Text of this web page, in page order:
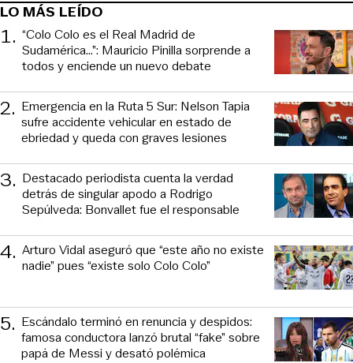
LO MÁS LEÍDO
1. “Colo Colo es el Real Madrid de
Sudamérica…”: Mauricio Pinilla sorprende a
todos y enciende un nuevo debate
2. Emergencia en la Ruta 5 Sur: Nelson Tapia
sufre accidente vehicular en estado de
ebriedad y queda con graves lesiones
3. Destacado periodista cuenta la verdad
detrás de singular apodo a Rodrigo
Sepúlveda: Bonvallet fue el responsable
4. Arturo Vidal aseguró que “este año no existe
nadie” pues “existe solo Colo Colo”
5. Escándalo terminó en renuncia y despidos:
famosa conductora lanzó brutal “fake” sobre
papá de Messi y desató polémica